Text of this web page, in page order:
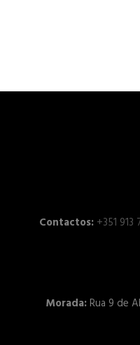
Contactos: +351 913
Morada:Rua 9 de